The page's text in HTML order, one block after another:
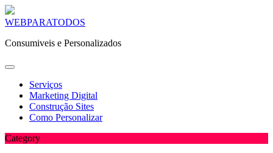
Skip
content
WEBPARATODOS
Consumiveis e Personalizados
Serviços
Marketing Digital
Construção Sites
Como Personalizar
Category